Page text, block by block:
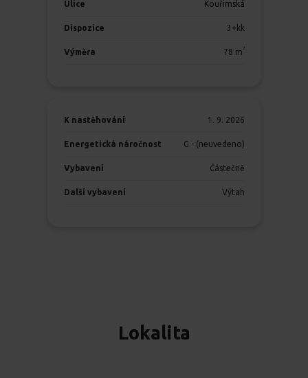
Ulice Kouřimská
Dispozice 3+kk
Výměra 78 m 2
K nastěhování 1. 9. 2026
Energetická náročnost G - (neuvedeno)
Vybavení Částečně
Další vybavení Výtah
Lokalita